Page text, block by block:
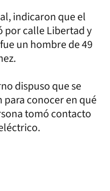
indicaron que el
calle Libertad y
un hombre de 49
dispuso que se
conocer en qué
tomó contacto